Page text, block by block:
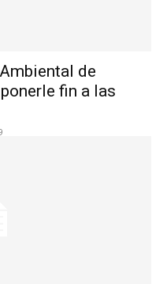
de
fin a las